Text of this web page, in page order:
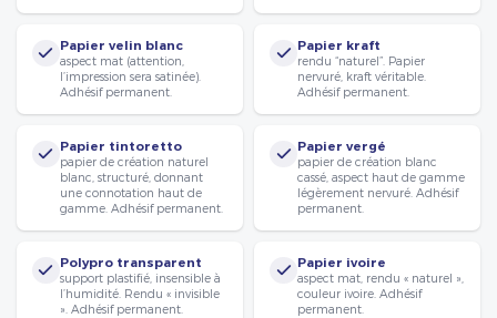
Papier velin blanc
aspect mat (attention,
l’impression sera satinée).
Adhésif permanent.
Papier kraft
rendu “naturel”. Papier
nervuré, kraft véritable.
Adhésif permanent.
Papier tintoretto
papier de création naturel
blanc, structuré, donnant
une connotation haut de
gamme. Adhésif permanent.
Papier vergé
papier de création blanc
cassé, aspect haut de gamme
légèrement nervuré. Adhésif
permanent.
Polypro transparent
support plastifié, insensible à
l’humidité. Rendu « invisible
». Adhésif permanent.
Papier ivoire
aspect mat, rendu « naturel »,
couleur ivoire. Adhésif
permanent.